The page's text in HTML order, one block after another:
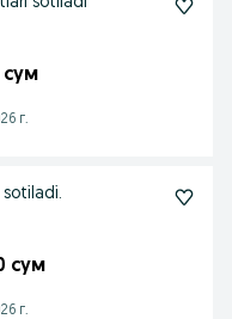
сум
г.
сум
г.